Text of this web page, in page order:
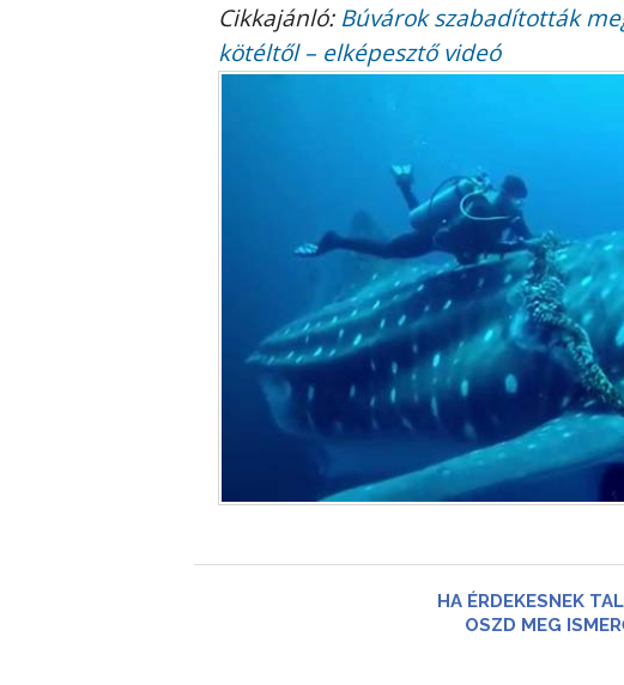
Cikkajánló: Búvárok szabadították
kötéltől – elképesztő videó
HA ÉRDEKESNEK
OSZD MEG